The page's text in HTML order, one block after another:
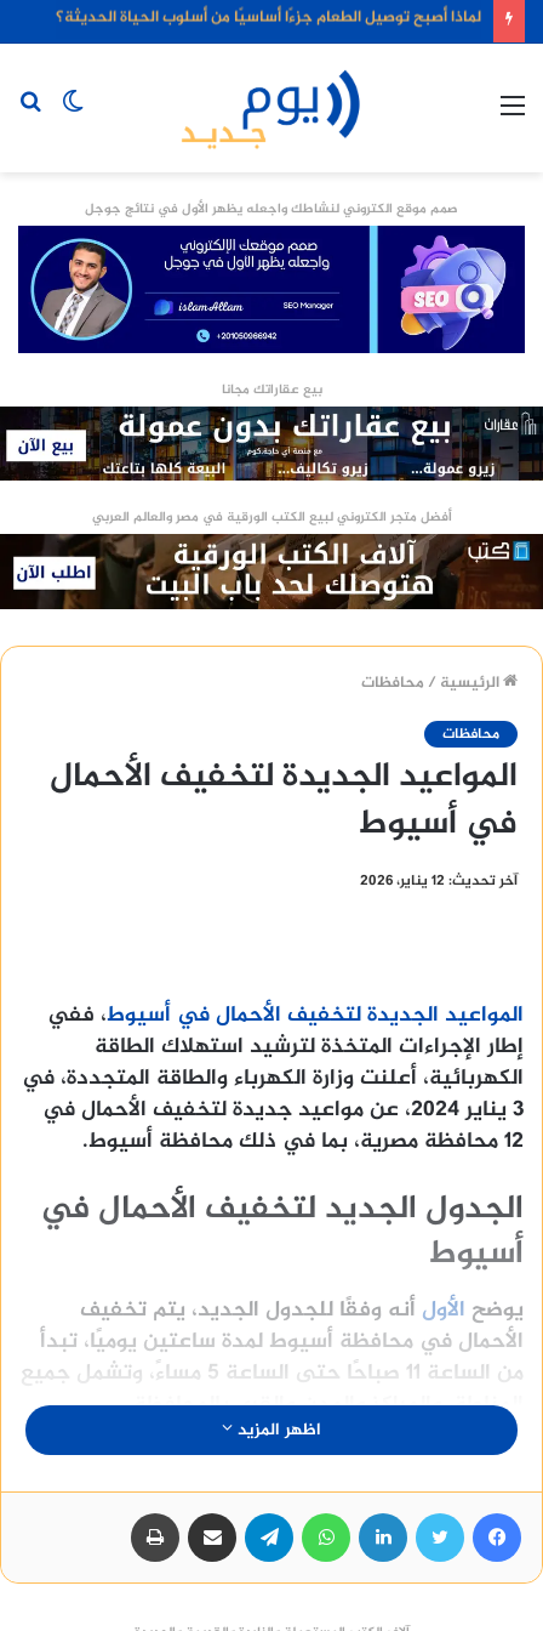
لماذا أصبح توصيل الطعام جزءًا أساسيًا من أسلوب الحياة الحديثة؟
الوضع
صمم موقع الكتروني لنشاطك واجعله يظهر الأول في نتائج جوجل
بيع عقاراتك مجانا
أفضل متجر الكتروني لبيع الكتب الورقية في مصر والعالم العربي
الرئيسية / محافظات
محافظات
المواعيد الجديدة لتخفيف الأحمال
في أسيوط
آخر تحديث: 12 يناير، 2026
المواعيد الجديدة لتخفيف الأحمال في أسيوط، ففي
إطار الإجراءات المتخذة لترشيد استهلاك الطاقة
الكهربائية، أعلنت وزارة الكهرباء والطاقة المتجددة، في
3 يناير 2024، عن مواعيد جديدة لتخفيف الأحمال في
12 محافظة مصرية، بما في ذلك محافظة أسيوط.
الجدول الجديد لتخفيف الأحمال في
أسيوط
يوضح الأول أنه وفقًا للجدول الجديد، يتم تخفيف
الأحمال في محافظة أسيوط لمدة ساعتين يوميًا، تبدأ
من الساعة 11 صباحًا حتى الساعة 5 مساءً، وتشمل جميع
المناطق والمراكز والمدن والقرى بالمحافظة.
المناطق والمراكز التي يتم تخفيف
الأحمال عنها
يتم تخفيف الأحمال عن جميع مناطق ومراكز ومدن
اظهر المزيد